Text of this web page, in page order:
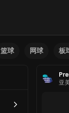
篮球 网球 板
亚